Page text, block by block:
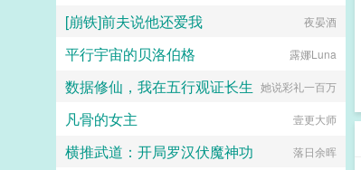
好办，因为李世民版本的扶苏简直是
王子公主都是草，只有太子才是宝！
在抢救，急需始皇帝夸我一句啊！子
了。子央李二凤我和你拼了！...
[崩铁]前夫说他还爱我 夜晏酒
平行宇宙的贝洛伯格 露娜Luna
数据修仙，我在五行观证长生 她说彩礼一百万
凡骨的女主 壹更大师
横推武道：开局罗汉伏魔神功 落日余晖